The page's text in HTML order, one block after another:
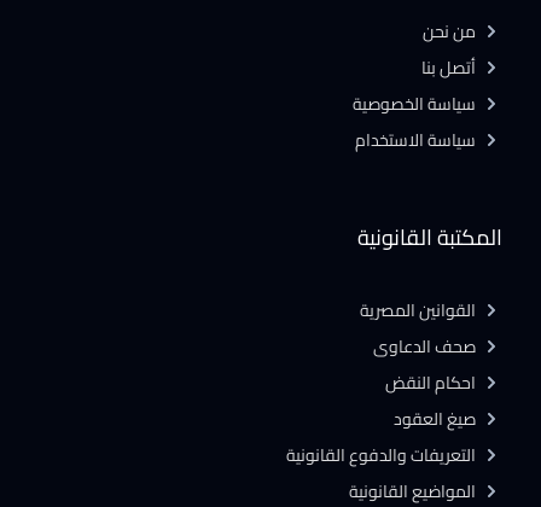
المكتبة القانونية
القوانين المصرية
صحف الدعاوى
احكام النقض
صيغ العقود
التعريفات والدفوع القانونية
المواضيع القانونية
من نحن
أتصل بنا
سياسة الخصوصية
سياسة الاستخدام